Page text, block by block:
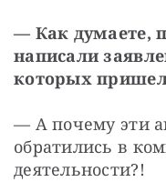
— Как думаете,
написали
которых
— А почему эти
обратились в
деятельности?!